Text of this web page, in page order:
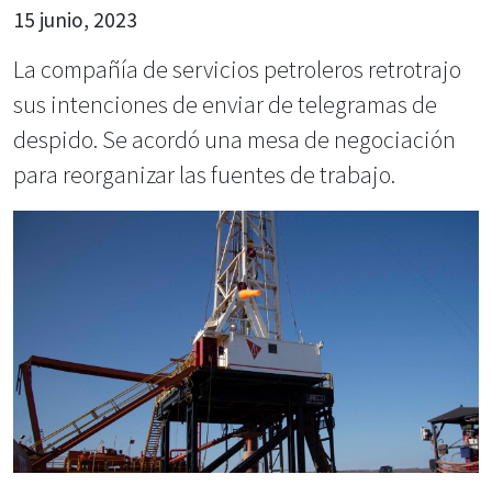
15 junio, 2023
La compañía de servicios petroleros retrotrajo
sus intenciones de enviar de telegramas de
despido. Se acordó una mesa de negociación
para reorganizar las fuentes de trabajo.